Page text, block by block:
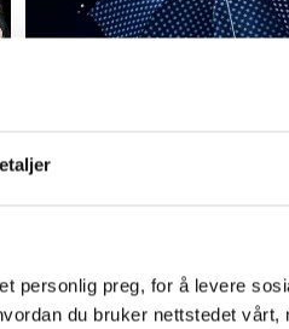
personlig preg, for å levere
du bruker nettstedet vårt,